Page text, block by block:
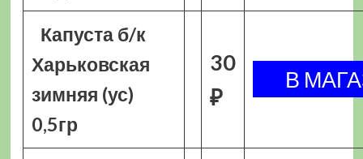
Капуста б/к
Харьковская
зимняя (ус)
0,5гр
30
₽